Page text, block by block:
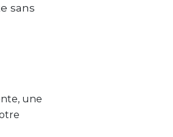
sans
une